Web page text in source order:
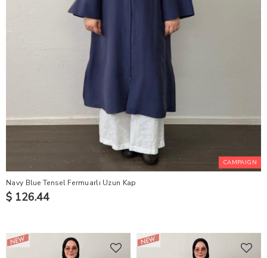
CAMPAIGN
Navy Blue Tensel Fermuarlı Uzun Kap
$ 126.44